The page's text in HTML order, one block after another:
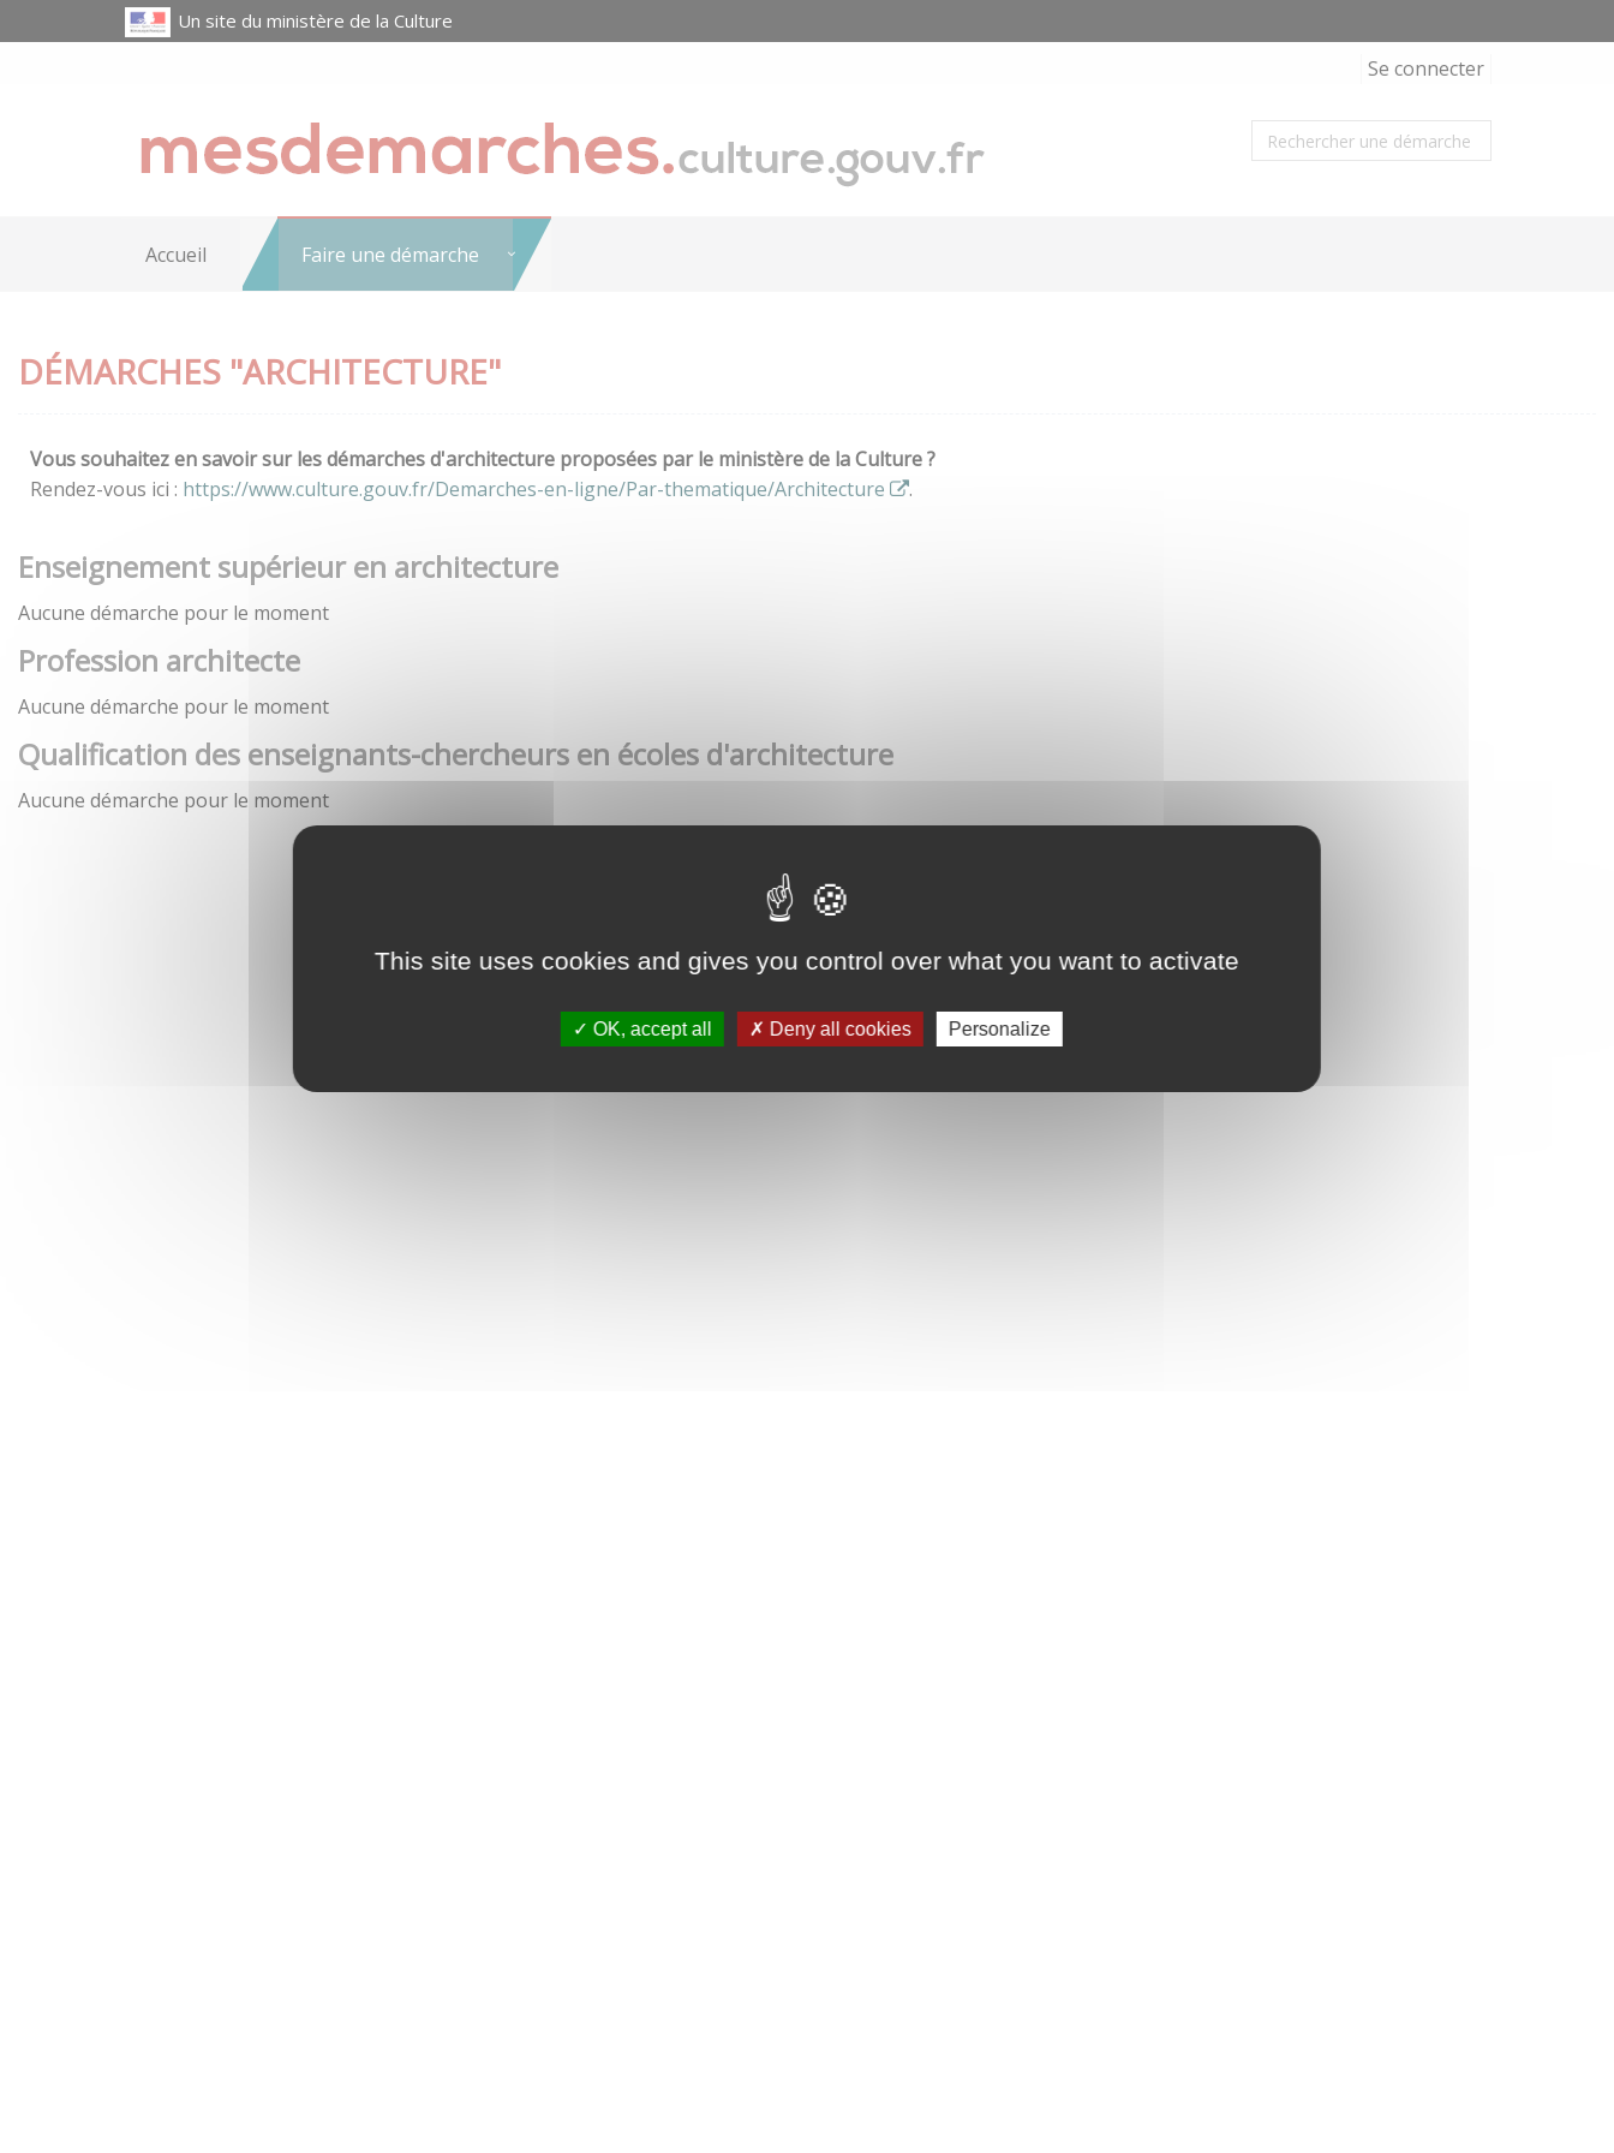
This site uses cookies and gives you control over what you want to activate
OK, accept all Deny all cookies Personalize
Un site du ministère de la Culture
Se connecter
Accueil Faire une démarche
DÉMARCHES "ARCHITECTURE"
Vous souhaitez en savoir sur les démarches d'architecture proposées par le ministère de la Culture ?
Rendez-vous ici : https://www.culture.gouv.fr/Demarches-en-ligne/Par-thematique/Architecture .
Enseignement supérieur en architecture
Aucune démarche pour le moment
Profession architecte
Aucune démarche pour le moment
Qualification des enseignants-chercheurs en écoles d'architecture
Aucune démarche pour le moment